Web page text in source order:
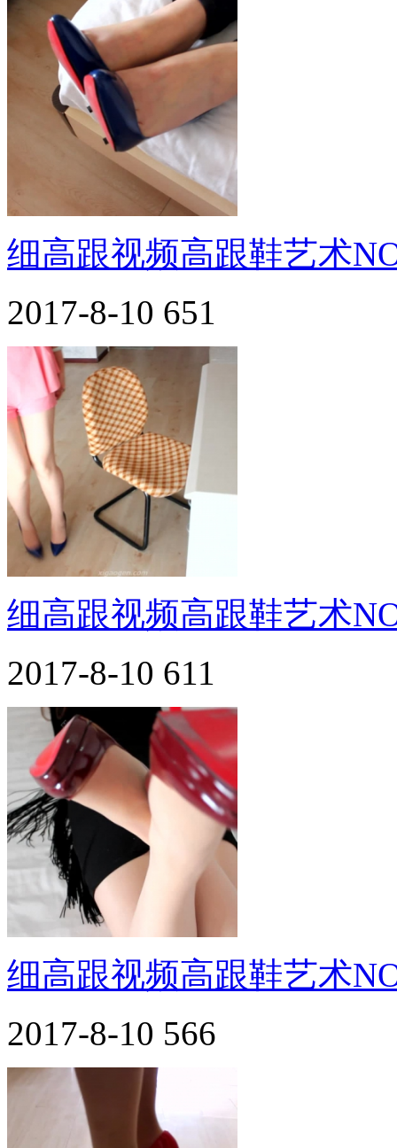
细高跟视频高跟鞋艺术
2017-8-10 651
细高跟视频高跟鞋艺术
2017-8-10 611
细高跟视频高跟鞋艺术
2017-8-10 566